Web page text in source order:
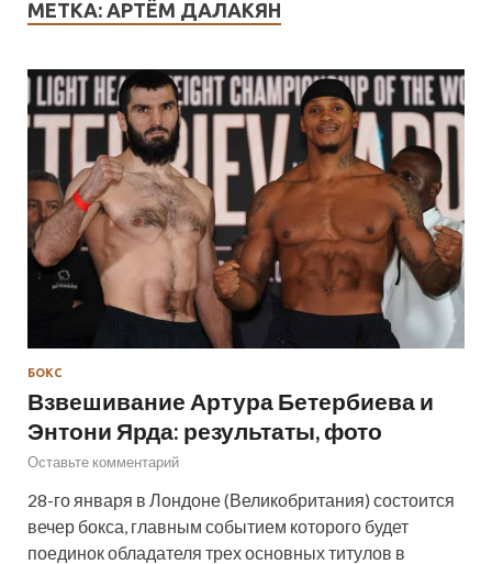
МЕТКА: АРТЁМ ДАЛАКЯН
БОКС
Взвешивание Артура Бетербиева и
Энтони Ярда: результаты, фото
Оставьте комментарий
28-го января в Лондоне (Великобритания) состоится
вечер бокса, главным событием которого будет
поединок обладателя трех основных титулов в